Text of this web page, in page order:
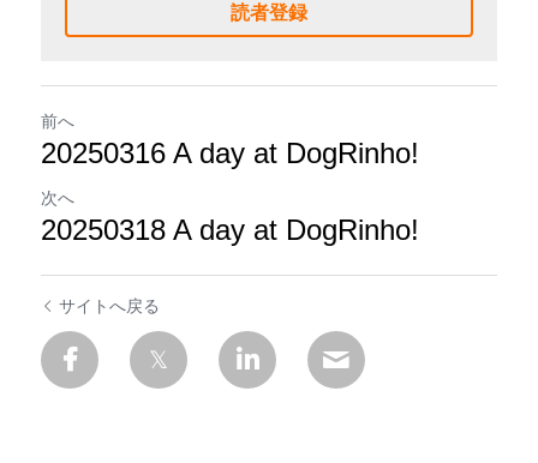
読者登録
前へ
20250316 A day at DogRinho!
次へ
20250318 A day at DogRinho!
サイトへ戻る